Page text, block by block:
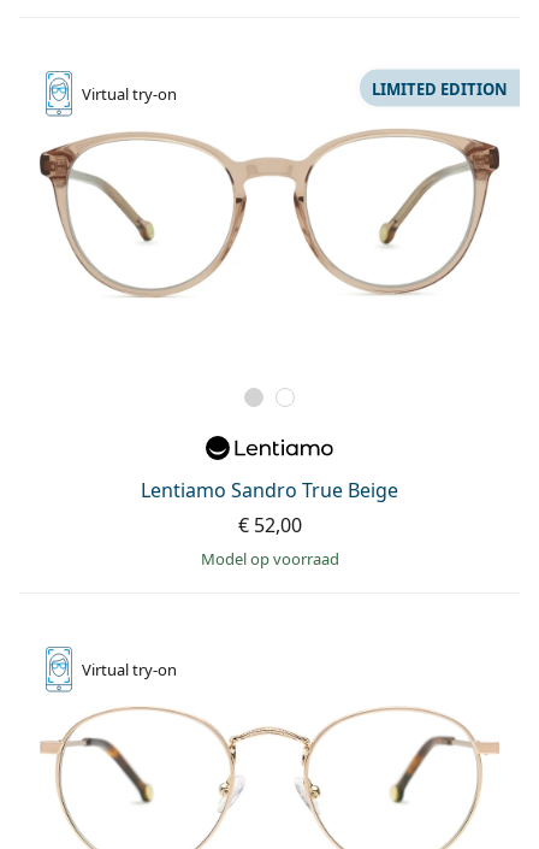
Virtualtry-on
Lentiamo Sandro True Beige
LIMITED EDITION
€ 52,00
model op voorraad
Virtualtry-on